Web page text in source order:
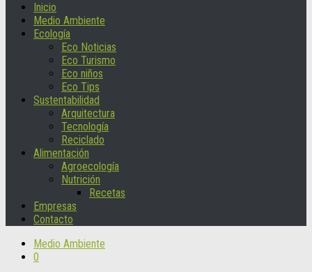
Inicio
Medio Ambiente
Ecología
Eco Noticias
Eco Turismo
Eco niños
Eco Tips
Sustentabilidad
Arquitectura
Tecnología
Reciclado
Alimentación
Agroecología
Nutrición
Recetas
Empresas
Contacto
Medio Ambiente
0